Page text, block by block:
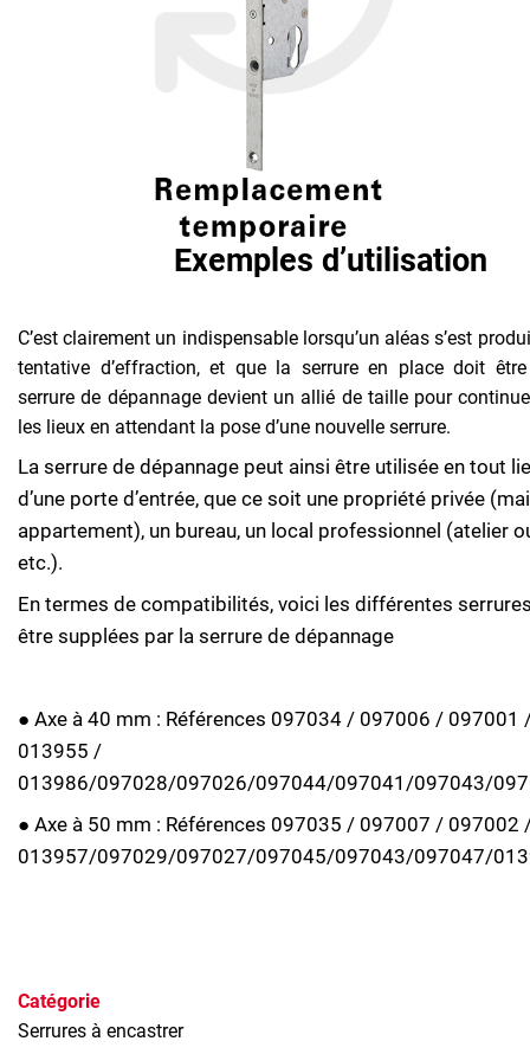
Exemples d’utilisation
C’est clairement un indispensable lorsqu’un aléas s’est
tentative d’effraction, et que la serrure en place doit
serrure de dépannage devient un allié de taille pour
les lieux en attendant la pose d’une nouvelle serrure.
La serrure de dépannage peut ainsi être utilisée en tout
d’une porte d’entrée, que ce soit une propriété privée
appartement), un bureau, un local professionnel (atelier
etc.).
En termes de compatibilités, voici les différentes
être supplées par la serrure de dépannage
● Axe à 40 mm : Références 097034 / 097006 /
013955 /
013986/097028/097026/097044/097041/097043/
● Axe à 50 mm : Références 097035 / 097007 /
013957/097029/097027/097045/097043/097047/
Catégorie
Serrures à encastrer